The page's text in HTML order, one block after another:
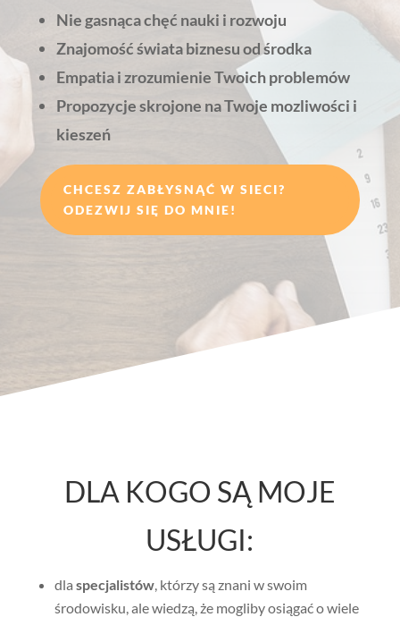
Nie gasnąca chęć nauki i rozwoju
Znajomość świata biznesu od środka
Empatia i zrozumienie Twoich problemów
Propozycje skrojone na Twoje mozliwości i
kieszeń
CHCESZ ZABŁYSNĄĆ W SIECI?
ODEZWIJ SIĘ DO MNIE!
DLA KOGO SĄ MOJE
USŁUGI:
dla specjalistów, którzy są znani w swoim
środowisku, ale wiedzą, że mogliby osiągać o wiele